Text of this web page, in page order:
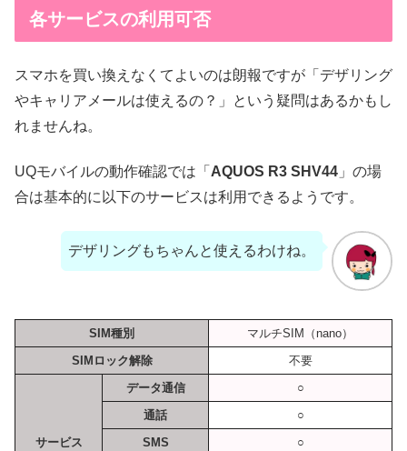
各サービスの利用可否
スマホを買い換えなくてよいのは朗報ですが「デザリング
やキャリアメールは使えるの？」という疑問はあるかもし
れませんね。
UQモバイルの動作確認では「 AQUOS R3 SHV44 」の場
合は基本的に以下のサービスは利用できるようです。
デザリングもちゃんと使えるわけね。
SIM種別
マルチSIM（nano）
SIMロック解除
不要
サービス
データ通信
○
通話
○
SMS
○